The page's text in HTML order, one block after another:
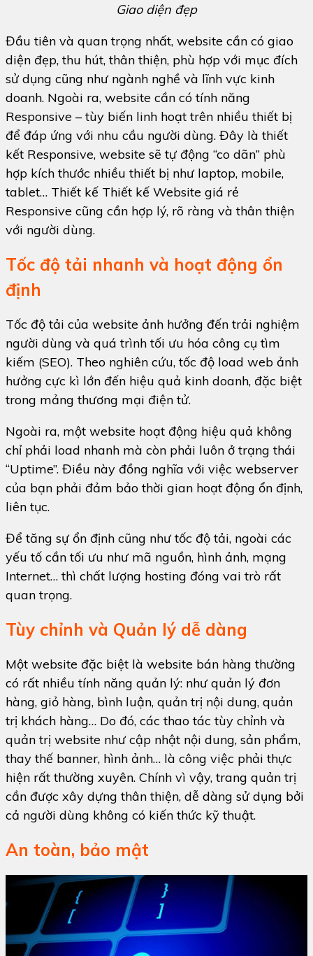
Giao diện đẹp
Đầu tiên và quan trọng nhất, website cần có giao
diện đẹp, thu hút, thân thiện, phù hợp với mục đích
sử dụng cũng như ngành nghề và lĩnh vực kinh
doanh. Ngoài ra, website cần có tính năng
Responsive – tùy biến linh hoạt trên nhiều thiết bị
để đáp ứng với nhu cầu người dùng. Đây là thiết
kết Responsive, website sẽ tự động “co dãn” phù
hợp kích thước nhiều thiết bị như laptop, mobile,
tablet… Thiết kế Thiết kế Website giá rẻ
Responsive cũng cần hợp lý, rõ ràng và thân thiện
với người dùng.
Tốc độ tải nhanh và hoạt động ổn
định
Tốc độ tải của website ảnh hưởng đến trải nghiệm
người dùng và quá trình tối ưu hóa công cụ tìm
kiếm (SEO). Theo nghiên cứu, tốc độ load web ảnh
hưởng cực kì lớn đến hiệu quả kinh doanh, đặc biệt
trong mảng thương mại điện tử.
Ngoài ra, một website hoạt động hiệu quả không
chỉ phải load nhanh mà còn phải luôn ở trạng thái
“Uptime”. Điều này đồng nghĩa với việc webserver
của bạn phải đảm bảo thời gian hoạt động ổn định,
liên tục.
Để tăng sự ổn định cũng như tốc độ tải, ngoài các
yếu tố cần tối ưu như mã nguồn, hình ảnh, mạng
Internet… thì chất lượng hosting đóng vai trò rất
quan trọng.
Tùy chỉnh và Quản lý dễ dàng
Một website đặc biệt là website bán hàng thường
có rất nhiều tính năng quản lý: như quản lý đơn
hàng, giỏ hàng, bình luận, quản trị nội dung, quản
trị khách hàng… Do đó, các thao tác tùy chỉnh và
quản trị website như cập nhật nội dung, sản phẩm,
thay thế banner, hình ảnh… là công việc phải thực
hiện rất thường xuyên. Chính vì vậy, trang quản trị
cần được xây dựng thân thiện, dễ dàng sử dụng bởi
cả người dùng không có kiến thức kỹ thuật.
An toàn, bảo mật